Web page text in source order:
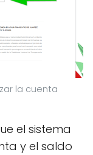
la cuenta
el sistema
y el saldo